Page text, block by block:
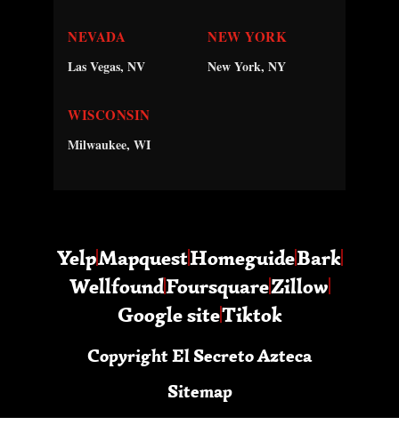
NEVADA
Las Vegas, NV
NEW YORK
New York, NY
WISCONSIN
Milwaukee, WI
YelpMapquestHomeguideBark
WellfoundFoursquareZillow
Google siteTiktok
Copyright El Secreto Azteca
Sitemap